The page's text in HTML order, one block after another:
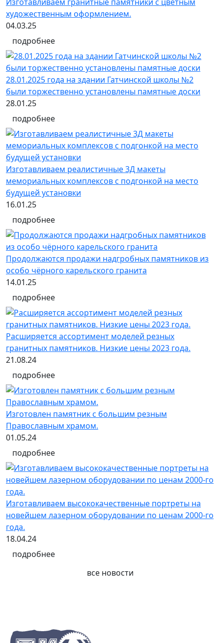
художественным оформлением.
04.03.25
подробнее
28.01.2025 года на здании Гатчинской школы №2
были торжественно установлены памятные доски
28.01.25
подробнее
Изготавливаем реалистичные 3Д макеты
мемориальных комплексов с подгонкой на место
будущей установки
16.01.25
подробнее
Продолжаются продажи надгробных памятников из
особо чёрного карельского гранита
14.01.25
подробнее
Расширяется ассортимент моделей резных
гранитных памятников. Низкие цены 2023 года.
21.08.24
подробнее
Изготовлен памятник с большим резным
Православным храмом.
01.05.24
подробнее
Изготавливаем высококачественные портреты на
новейшем лазерном оборудовании по ценам 2000-го
года.
18.04.24
подробнее
все новости